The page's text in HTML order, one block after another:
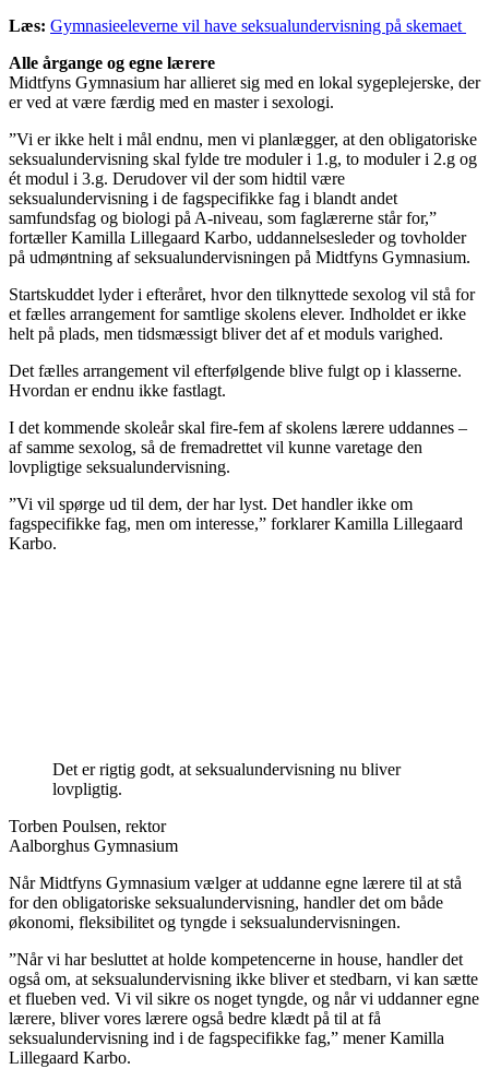
Læs: Gymnasieeleverne vil have seksualundervisning på skemaet
Alle årgange og egne lærere
Midtfyns Gymnasium har allieret sig med en lokal sygeplejerske, der
er ved at være færdig med en master i sexologi.
”Vi er ikke helt i mål endnu, men vi planlægger, at den obligatoriske
seksualundervisning skal fylde tre moduler i 1.g, to moduler i 2.g og
ét modul i 3.g. Derudover vil der som hidtil være
seksualundervisning i de fagspecifikke fag i blandt andet
samfundsfag og biologi på A-niveau, som faglærerne står for,”
fortæller Kamilla Lillegaard Karbo, uddannelsesleder og tovholder
på udmøntning af seksualundervisningen på Midtfyns Gymnasium.
Startskuddet lyder i efteråret, hvor den tilknyttede sexolog vil stå for
et fælles arrangement for samtlige skolens elever. Indholdet er ikke
helt på plads, men tidsmæssigt bliver det af et moduls varighed.
Det fælles arrangement vil efterfølgende blive fulgt op i klasserne.
Hvordan er endnu ikke fastlagt.
I det kommende skoleår skal fire-fem af skolens lærere uddannes –
af samme sexolog, så de fremadrettet vil kunne varetage den
lovpligtige seksualundervisning.
”Vi vil spørge ud til dem, der har lyst. Det handler ikke om
fagspecifikke fag, men om interesse,” forklarer Kamilla Lillegaard
Karbo.
Det er rigtig godt, at seksualundervisning nu bliver
lovpligtig.
Torben Poulsen, rektor
Aalborghus Gymnasium
Når Midtfyns Gymnasium vælger at uddanne egne lærere til at stå
for den obligatoriske seksualundervisning, handler det om både
økonomi, fleksibilitet og tyngde i seksualundervisningen.
”Når vi har besluttet at holde kompetencerne in house, handler det
også om, at seksualundervisning ikke bliver et stedbarn, vi kan sætte
et flueben ved. Vi vil sikre os noget tyngde, og når vi uddanner egne
lærere, bliver vores lærere også bedre klædt på til at få
seksualundervisning ind i de fagspecifikke fag,” mener Kamilla
Lillegaard Karbo.